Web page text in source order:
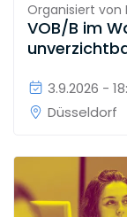
Organisiert von
VOB/B im
3.9.2026 -
Düsseldorf